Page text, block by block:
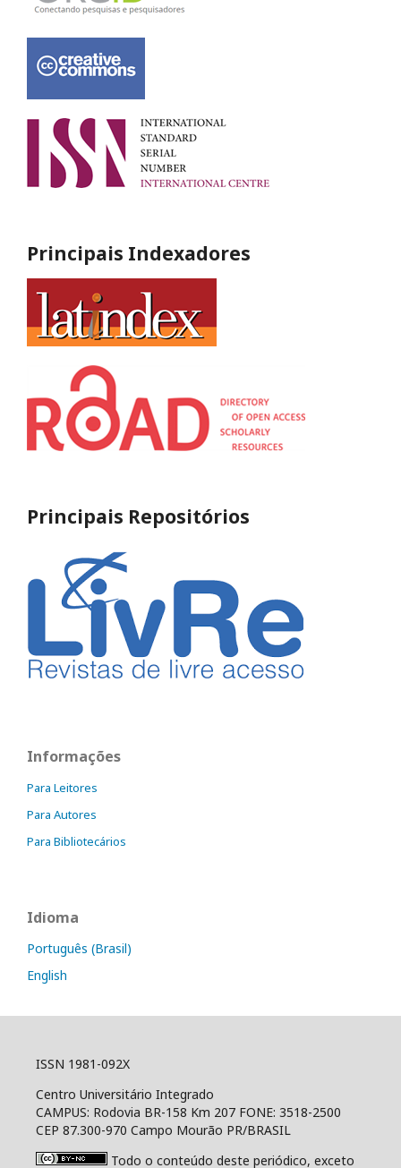
Principais Indexadores
Principais Repositórios
Informações
Para Leitores
Para Autores
Para Bibliotecários
Idioma
Português (Brasil)
English
ISSN 1981-092X
Centro Universitário Integrado
CAMPUS: Rodovia BR-158 Km 207 FONE: 3518-2500
CEP 87.300-970 Campo Mourão PR/BRASIL
Todo o conteúdo deste periódico, exceto